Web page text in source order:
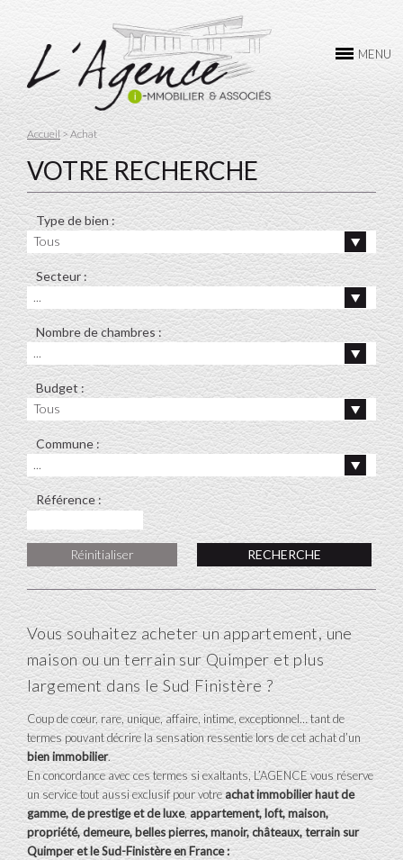
MENU
Accueil > Achat
VOTRE RECHERCHE
Type de bien :
Tous
Secteur :
...
Nombre de chambres :
...
Budget :
Tous
Commune :
...
Référence :
Réinitialiser
Vous souhaitez acheter un appartement, une
maison ou un terrain sur Quimper et plus
largement dans le Sud Finistère ?
Coup de cœur, rare, unique, affaire, intime, exceptionnel… tant de
termes pouvant décrire la sensation ressentie lors de cet achat d’un
bien immobilier.
En concordance avec ces termes si exaltants, L’AGENCE vous réserve
un service tout aussi exclusif pour votreachat immobilier haut de
gamme, de prestige et de luxe,appartement, loft, maison,
propriété, demeure, belles pierres, manoir, châteaux, terrain sur
Quimperet le Sud-Finistère en France :
L’AGENCE
ACHAT
VENTE
LOCATION
GESTION
CONTACTEZ-NOUS